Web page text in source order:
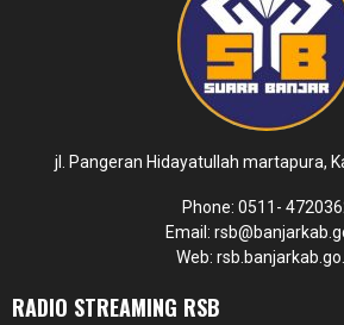
jl. Pangeran Hidayatullah martapura,
Phone: 0511-
Email:
Web:
RADIO STREAMING RSB